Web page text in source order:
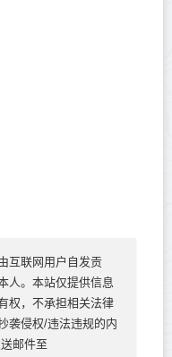
互联网用户自发贡
人。本站仅提供信息
权，不承担相关法律
袭侵权/违法违规的内
邮件至